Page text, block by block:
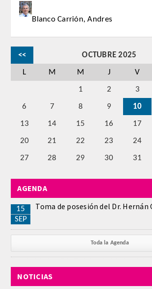
Número
Honor
Correspondientes Extranjeros
ACTIVIDADES
Videoteca
DICCIONARIO ODONTOLÓGICO
ANALES
Números anteriores
APERTURA DE CURSO
Blanco Carrión, Andres
<< OCTUBRE 2025
L M M J V
1 2 3
6 7 8 9 10
13 14 15 16 17
20 21 22 23 24
27 28 29 30 31
AGENDA
15
SEP
Toma de posesión del Dr. Hernán
Toda la Agenda
NOTICIAS